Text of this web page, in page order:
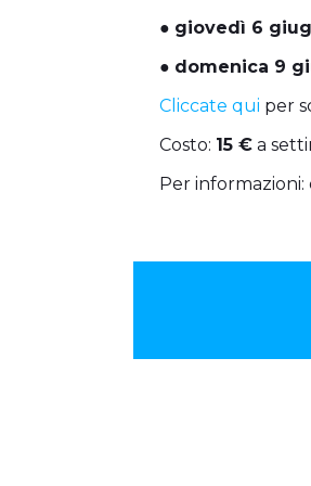
● giovedì 6
● domenica 9
Cliccate qui per
Costo: 15 € a
Per informazioni: